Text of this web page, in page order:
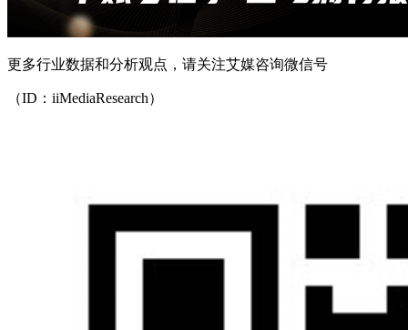
更多行业数据和分析观点，请关注艾媒咨询微信号
（ID：iiMediaResearch）